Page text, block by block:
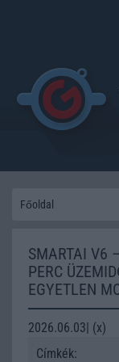
Főoldal
SMARTAI V6
PERC
EGYETLEN
2026.06.03| (x)
Címkék: